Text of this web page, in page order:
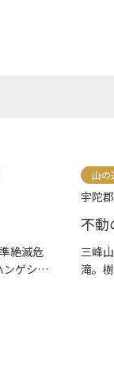
絶滅危
ンゲシ
山の
宇陀
不動
三峰
滝。